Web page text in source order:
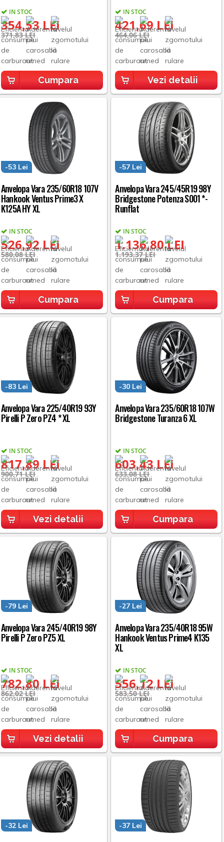
IN STOC
354,53 LEI
371,83 LEI
Cumpara
IN STOC
421,69 LEI
464,06 LEI
Vezi detalii
Anvelopa Vara 235/60R18 107V
Hankook Ventus Prime3 X
K125A HY XL
IN STOC
526,92 LEI
-53 Lei
580,08 LEI
Cumpara
Anvelopa Vara 245/45R19 98Y
Bridgestone Potenza S001 *-
Runflat
IN STOC
1.136,80 LEI
-57 Lei
1.193,37 LEI
Cumpara
Anvelopa Vara 225/40R19 93Y
Pirelli P Zero PZ4 * XL
IN STOC
817,89 LEI
-83 Lei
900,71 LEI
Vezi detalii
Anvelopa Vara 235/60R18 107W
Bridgestone Turanza 6 XL
IN STOC
603,43 LEI
-30 Lei
633,08 LEI
Cumpara
Anvelopa Vara 245/40R19 98Y
Pirelli P Zero PZ5 XL
IN STOC
782,80 LEI
-79 Lei
862,02 LEI
Vezi detalii
Anvelopa Vara 235/40R18 95W
Hankook Ventus Prime4 K135
XL
IN STOC
556,12 LEI
-27 Lei
583,50 LEI
Cumpara
-32 Lei -37 Lei